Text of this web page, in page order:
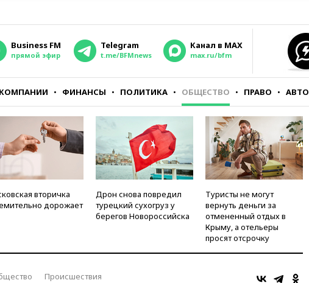
Business FM
прямой эфир
Telegram
t.me/BFMnews
Канал в MAX
max.ru/bfm
КОМПАНИИ ФИНАНСЫ ПОЛИТИКА ОБЩЕСТВО ПРАВО АВТО
вторичка
дорожает
Дрон снова повредил
турецкий сухогруз у
берегов Новороссийска
Туристы не могут
вернуть деньги за
отмененный отдых в
Крыму, а отельеры
просят отсрочку
Происшествия